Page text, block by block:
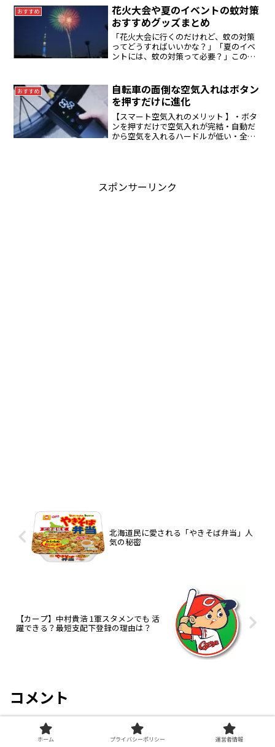
が、その美味しさが話題となって、徐々
に「全国」でも売られるよ...
おすすめ
花火大会や夏のイベントの蚊対策
おすすめグッズまとめ
「花火大会に行くのだけれど、蚊の対策
ってどうすればいいかな？」「夏のイベ
ントには、蚊の対策って必要？」この記
たいのに、蚊に刺されて痒い思いをした
くないですよね？そう思い...
おすすめ
自転車の面倒な空気入れはボタン
を押すだけに進化
【スマート空気入れのメリット 】・ボタ
ンを押すだけで空気入れが完結・自動だ
から空気を入れるハードルが低い・全バ
スポンサーリンク
北海道民に愛される「やきそば弁当」人
気の秘密
【カープ】中村貴浩 1軍スタメンでも 活
躍できる？最短支配下登録の理由は？
コメント
コメントを書き込む
ホーム プライバシーポリシー 運営者情報